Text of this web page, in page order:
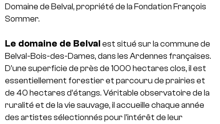
Domaine de Belval, propriété de la Fondation François
Sommer.
Le domaine de Belval est situé sur la commune de
Belval-Bois-des-Dames, dans les Ardennes françaises.
D’une superficie de près de 1000 hectares clos, il est
essentiellement forestier et parcouru de prairies et
de 40 hectares d’étangs. Véritable observatoire de la
ruralité et de la vie sauvage, il accueille chaque année
des artistes sélectionnés pour l’intérêt de leur